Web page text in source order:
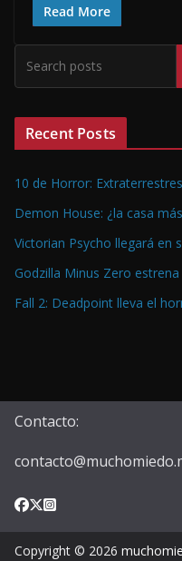
Read More
Recent Posts
10 de Horror:
Demon House: ¿la casa
Victorian Psycho llegará en
Godzilla Minus Zero
Fall 2: Deadpoint lleva el
Contacto:
Copyright © 2026